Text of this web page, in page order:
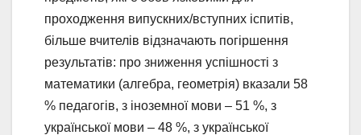
проходження випускних/вступних іспитів,
більше вчителів відзначають погіршення
результатів: про зниження успішності з
математики (алгебра, геометрія) вказали 58
% педагогів, з іноземної мови – 51 %, з
української мови – 48 %, з української